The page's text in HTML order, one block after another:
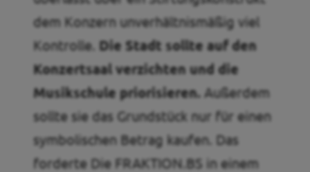
dem Konzern unverhältnismäßig viel
Kontrolle. Die Stadt sollte auf den
Konzertsaal verzichten und die
Musikschule priorisieren. Außerdem
sollte sie das Grundstück nur für einen
symbolischen Betrag kaufen. Das
forderte Die FRAKTION.BS in einem